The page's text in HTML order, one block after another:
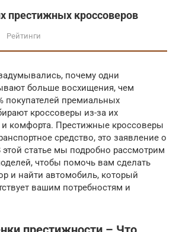
престижных кроссоверов
Рейтинги
почему одни
больше восхищения, чем
покупателей премиальных
кроссоверы из-за их
и комфорта. Престижные кроссоверы
средство, это заявление о
этой статье мы подробно рассмотрим
чтобы помочь вам сделать
и найти автомобиль, который
вашим потребностям и